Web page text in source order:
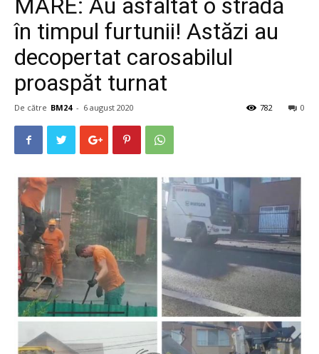
MARE: Au asfaltat o stradă
în timpul furtunii! Astăzi au
decopertat carosabilul
proaspăt turnat
De către BM24 - 6 august 2020 0
782